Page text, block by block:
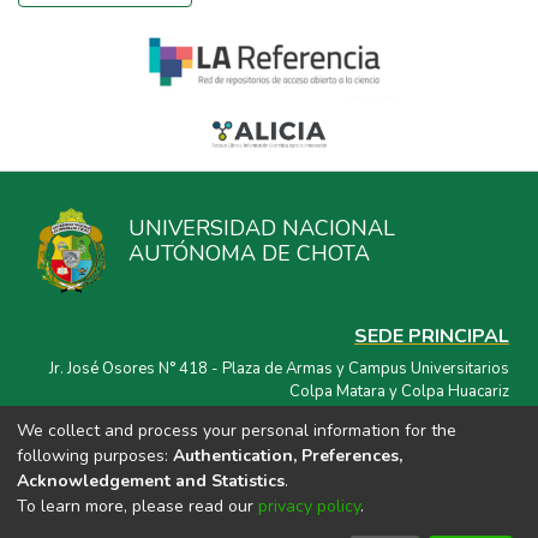
UNIVERSIDAD NACIONAL
AUTÓNOMA DE CHOTA
SEDE PRINCIPAL
Jr. José Osores N° 418 - Plaza de Armas y Campus Universitarios
Colpa Matara y Colpa Huacariz
CORREO ELECTRÓNICO
repositorio@unach.edu.pe
We collect and process your personal information for the
following purposes: Authentication, Preferences,
Acknowledgement and Statistics.
To learn more, please read our privacy policy.